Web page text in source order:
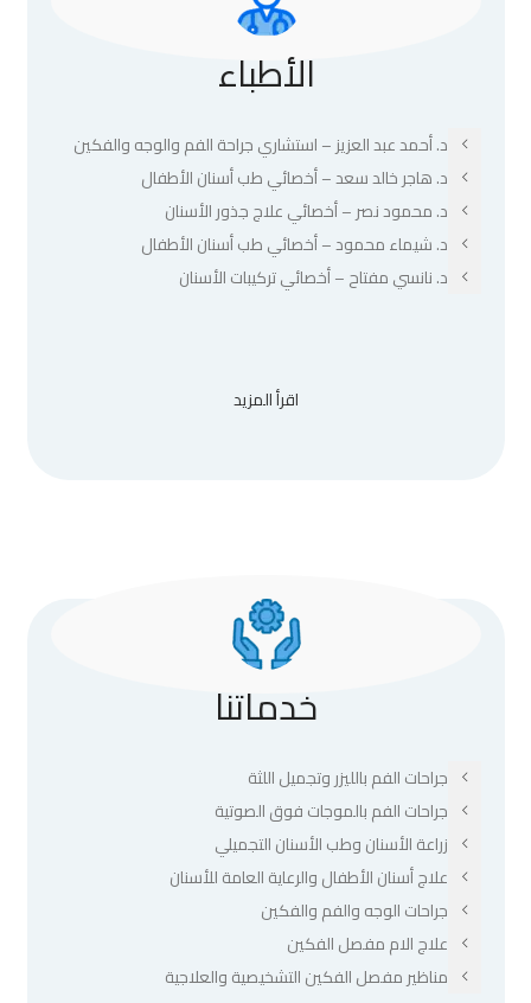
الأطباء
د. أحمد عبد العزيز – استشاري جراحة الفم والوجه والفكين
د. هاجر خالد سعد – أخصائي طب أسنان الأطفال
د. محمود نصر – أخصائي علاج جذور الأسنان
د. شيماء محمود – أخصائي طب أسنان الأطفال
د. نانسي مفتاح – أخصائي تركيبات الأسنان
اقرأ المزيد
خدماتنا
جراحات الفم بالليزر وتجميل اللثة
جراحات الفم بالموجات فوق الصوتية
زراعة الأسنان وطب الأسنان التجميلي
علاج أسنان الأطفال والرعاية العامة للأسنان
جراحات الوجه والفم والفكين
علاج الام مفصل الفكين
مناظير مفصل الفكين التشخيصية والعلاجية